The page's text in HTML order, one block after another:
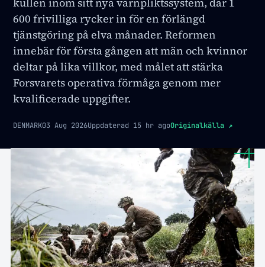
600 frivilliga rycker in för en förlängd
tjänstgöring på elva månader. Reformen
innebär för första gången att män och kvinnor
deltar på lika villkor, med målet att stärka
Forsvarets operativa förmåga genom mer
kvalificerade uppgifter.
DENMARK03 Aug 2026Uppdaterad 15 hr agoOriginalkälla ↗